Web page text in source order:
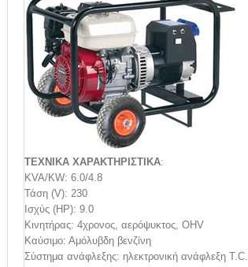
ΤΕΧΝΙΚΑ ΧΑΡΑΚΤΗΡΙΣΤΙΚΑ:
KVA/KW: 6.0/4.8
Τάση (V): 230
Ισχύς (HP): 9.0
Κινητήρας: 4χρονος, αερόψυκτος, OHV
Καύσιμο: Αμόλυβδη βενζίνη
Σύστημα ανάφλεξης: ηλεκτρονική ανάφλεξη T.C.I